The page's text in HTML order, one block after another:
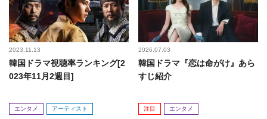
2023.11.13
韓国ドラマ視聴率ランキング[2
023年11月2週目]
エンタメ アーティスト
2026.07.03
韓国ドラマ『恋は命がけ』あら
すじ紹介
注目 エンタメ